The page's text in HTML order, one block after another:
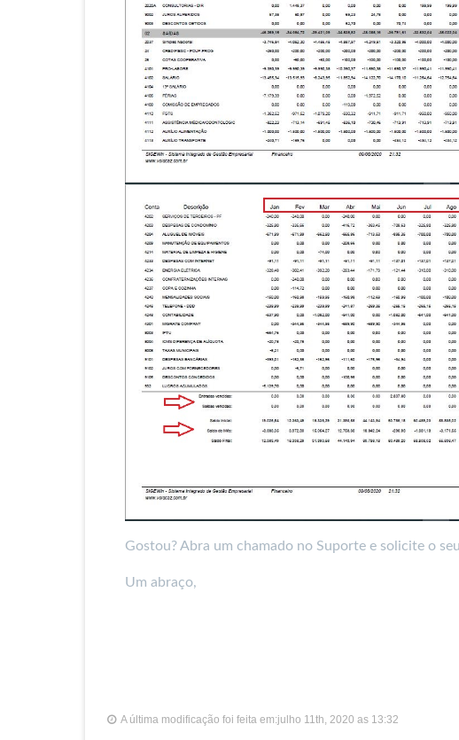
Gostou? Abra um chamado no Suporte e solicite o
Um abraço,
A última modificação foi feita em:julho 11th, 2020 as 13:32